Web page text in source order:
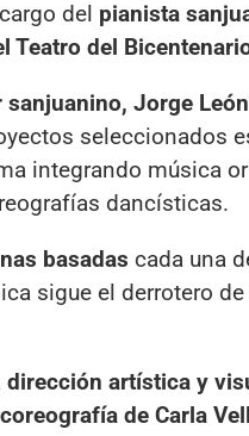
del pianista
Teatro del
Jorge
seleccionados
integrando música
dancísticas.
basadas cada una
sigue el derrotero
dirección artística y
de Carla